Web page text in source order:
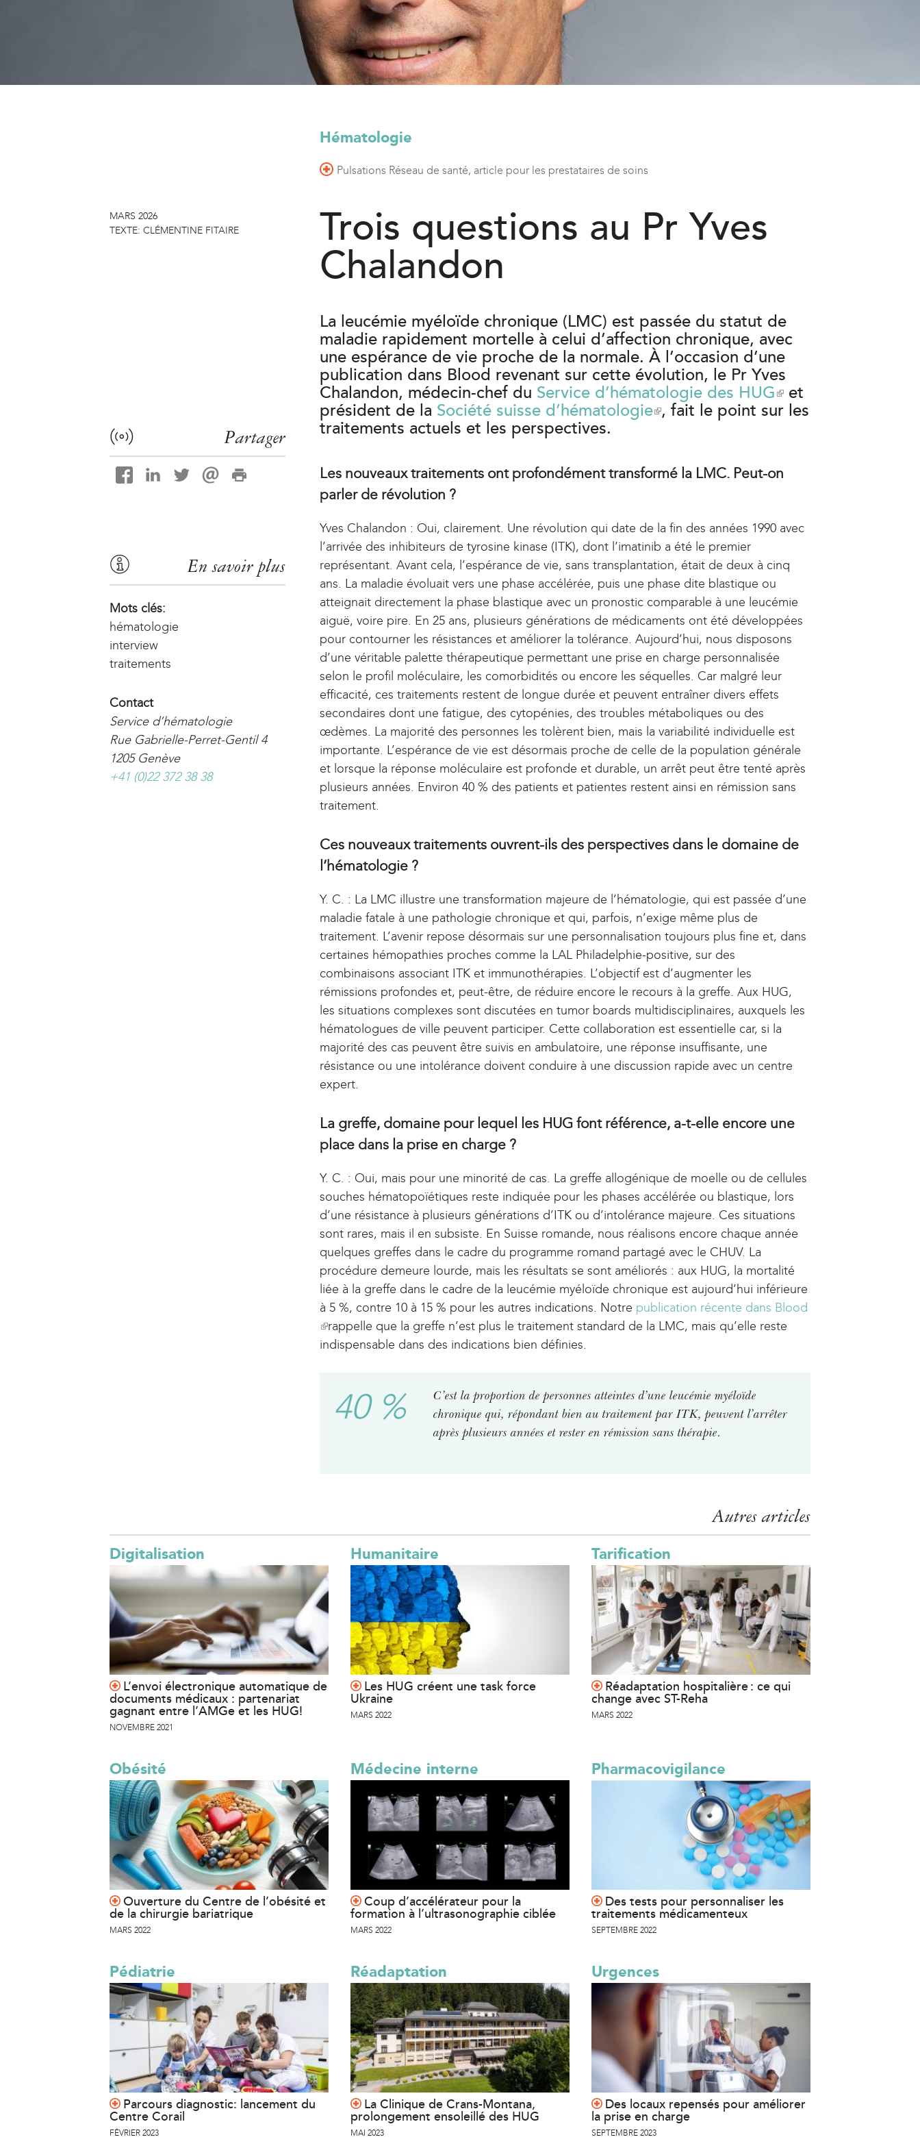
Hématologie
Pulsations Réseau de santé, article pour les prestataires de soins
MARS 2026
TEXTE: CLÉMENTINE FITAIRE
Trois questions au Pr Yves
Chalandon
La leucémie myéloïde chronique (LMC) est passée du statut de
maladie rapidement mortelle à celui d’affection chronique, avec
une espérance de vie proche de la normale. À l’occasion d’une
publication dans Blood revenant sur cette évolution, le Pr Yves
Chalandon, médecin-chef du Service d’hématologie des HUG(
l
i
x
e
n
a
l
)
et
président de la Société suisse d’hématologie(
k
s
e
x
t
e
r
n
a
l
)
, fait le point sur les
traitements actuels et les perspectives.
Les nouveaux traitements ont profondément transformé la LMC. Peut-on
parler de révolution ?
Yves Chalandon : Oui, clairement. Une révolution qui date de la fin des années 1990 avec
l’arrivée des inhibiteurs de tyrosine kinase (ITK), dont l’imatinib a été le premier
représentant. Avant cela, l’espérance de vie, sans transplantation, était de deux à cinq
ans. La maladie évoluait vers une phase accélérée, puis une phase dite blastique ou
atteignait directement la phase blastique avec un pronostic comparable à une leucémie
aiguë, voire pire. En 25 ans, plusieurs générations de médicaments ont été développées
pour contourner les résistances et améliorer la tolérance. Aujourd’hui, nous disposons
d’une véritable palette thérapeutique permettant une prise en charge personnalisée
selon le profil moléculaire, les comorbidités ou encore les séquelles. Car malgré leur
efficacité, ces traitements restent de longue durée et peuvent entraîner divers effets
secondaires dont une fatigue, des cytopénies, des troubles métaboliques ou des
œdèmes. La majorité des personnes les tolèrent bien, mais la variabilité individuelle est
importante. L’espérance de vie est désormais proche de celle de la population générale
et lorsque la réponse moléculaire est profonde et durable, un arrêt peut être tenté après
plusieurs années. Environ 40 % des patients et patientes restent ainsi en rémission sans
traitement.
Ces nouveaux traitements ouvrent-ils des perspectives dans le domaine de
l’hématologie ?
Y. C. : La LMC illustre une transformation majeure de l’hématologie, qui est passée d’une
maladie fatale à une pathologie chronique et qui, parfois, n’exige même plus de
traitement. L’avenir repose désormais sur une personnalisation toujours plus fine et, dans
certaines hémopathies proches comme la LAL Philadelphie-positive, sur des
combinaisons associant ITK et immunothérapies. L’objectif est d’augmenter les
rémissions profondes et, peut-être, de réduire encore le recours à la greffe. Aux HUG,
les situations complexes sont discutées en tumor boards multidisciplinaires, auxquels les
hématologues de ville peuvent participer. Cette collaboration est essentielle car, si la
majorité des cas peuvent être suivis en ambulatoire, une réponse insuffisante, une
résistance ou une intolérance doivent conduire à une discussion rapide avec un centre
expert.
La greffe, domaine pour lequel les HUG font référence, a-t-elle encore une
place dans la prise en charge ?
Y. C. : Oui, mais pour une minorité de cas. La greffe allogénique de moelle ou de cellules
souches hématopoïétiques reste indiquée pour les phases accélérée ou blastique, lors
d’une résistance à plusieurs générations d’ITK ou d’intolérance majeure. Ces situations
sont rares, mais il en subsiste. En Suisse romande, nous réalisons encore chaque année
quelques greffes dans le cadre du programme romand partagé avec le CHUV. La
procédure demeure lourde, mais les résultats se sont améliorés : aux HUG, la mortalité
liée à la greffe dans le cadre de la leucémie myéloïde chronique est aujourd’hui inférieure
à 5 %, contre 10 à 15 % pour les autres indications. Notre publication récente dans Blood
(
l
a
l
)
rappelle que la greffe n’est plus le traitement standard de la LMC, mais qu’elle reste
indispensable dans des indications bien définies.
40 %
C’est la proportion de personnes atteintes d’une leucémie myéloïde
chronique qui, répondant bien au traitement par ITK, peuvent l’arrêter
après plusieurs années et rester en rémission sans thérapie.
Partager
En savoir plus
Mots clés:
hématologie
interview
traitements
Contact
Service d’hématologie
Rue Gabrielle-Perret-Gentil 4
1205 Genève
+41 (0)22 372 38 38
Autres articles
Digitalisation
L’envoi électronique automatique de
documents médicaux : partenariat
gagnant entre l’AMGe et les HUG!
NOVEMBRE 2021
Humanitaire
Les HUG créent une task force
Ukraine
MARS 2022
Tarification
Réadaptation hospitalière : ce qui
change avec ST-Reha
MARS 2022
Obésité
Ouverture du Centre de l’obésité et
de la chirurgie bariatrique
MARS 2022
Médecine interne
Coup d’accélérateur pour la
formation à l’ultrasonographie ciblée
MARS 2022
Pharmacovigilance
Des tests pour personnaliser les
traitements médicamenteux
SEPTEMBRE 2022
Pédiatrie
Parcours diagnostic: lancement du
Centre Corail
FÉVRIER 2023
Réadaptation
La Clinique de Crans-Montana,
prolongement ensoleillé des HUG
MAI 2023
Urgences
Des locaux repensés pour améliorer
la prise en charge
SEPTEMBRE 2023